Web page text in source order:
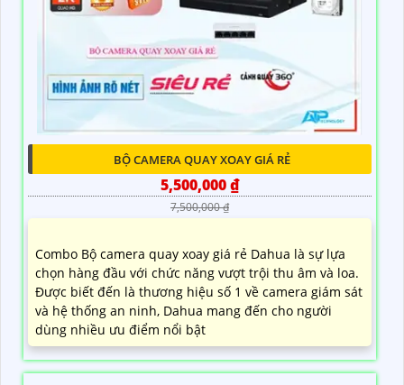
BỘ CAMERA QUAY XOAY GIÁ RẺ
5,500,000 ₫
7,500,000 ₫
Combo Bộ camera quay xoay giá rẻ Dahua là sự lựa
chọn hàng đầu với chức năng vượt trội thu âm và loa.
Được biết đến là thương hiệu số 1 về camera giám sát
và hệ thống an ninh, Dahua mang đến cho người
dùng nhiều ưu điểm nổi bật